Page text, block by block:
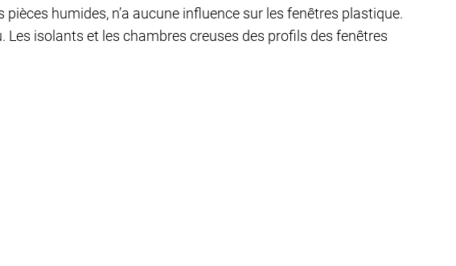
humides, n’a aucune influence sur les fenêtres plastique.
isolants et les chambres creuses des profils des fenêtres